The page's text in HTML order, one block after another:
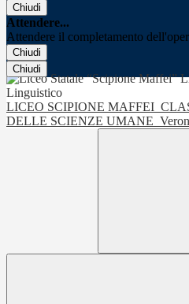
Chiudi
Attendere...
Attendere il completamento
Chiudi
Chiudi
LICEO SCIPIONE MAFFEI
DELLE SCIENZE UMANE